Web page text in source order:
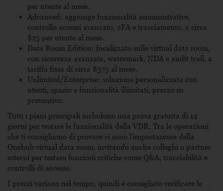
per utente al mese.
Advanced: aggiunge funzionalità amministrative,
controllo accessi avanzato, 2FA e tracciamento, a circa
$25 per utente al mese.
Data Room Edition: focalizzato sulle virtual data room,
con sicurezza avanzata, watermark, NDA e audit trail, a
tariffa fissa di circa $375 al mese.
Unlimited/Enterprise: soluzione personalizzata con
utenti, spazio e funzionalità illimitati, prezzo su
preventivo.
Tutti i piani principali includono una prova gratuita di 14
giorni per testare le funzionalità della VDR. Tra le operazioni
che ti consigliamo di provare ci sono l’impostazione della
Onehub virtual data room, invitando anche colleghi o partner
esterni per testare funzioni critiche come Q&A, tracciabilità e
controlli di accesso.
I prezzi variano nel tempo, quindi é consigliato verificare le